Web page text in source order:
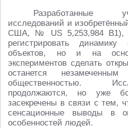
Разработанные
исследований и
США, № US 5,253,984 B1),
регистрировать динамику
объектов, но и на
экспериментов сделать
останется
общественностью.
продолжаются, но уже
засекречены в связи с тем,
сенсационные выводы в
особенностей людей.